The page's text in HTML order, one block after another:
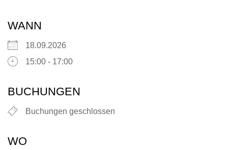
WANN
18.09.2026
15:00 - 17:00
BUCHUNGEN
Buchungen geschlossen
WO